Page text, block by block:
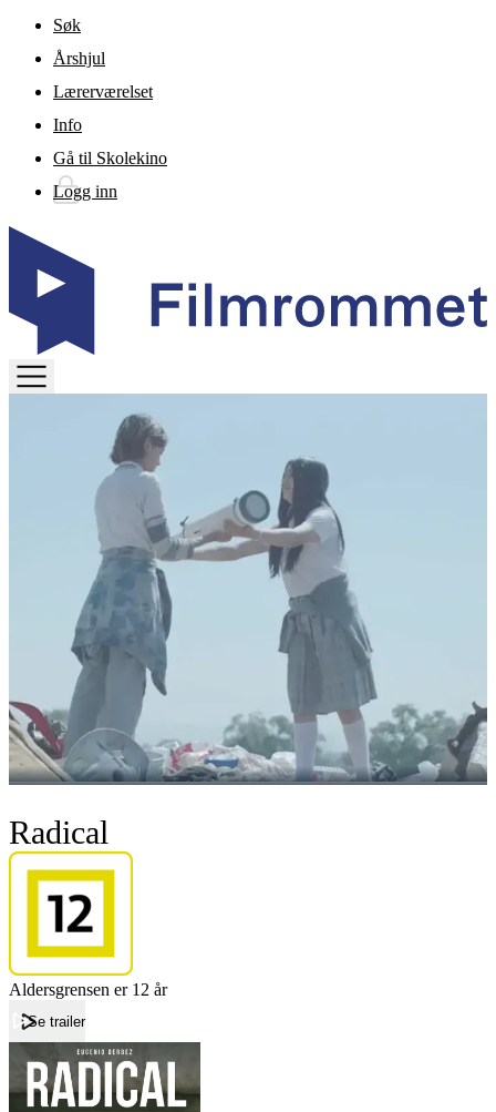
Gå til hovedinnhold
Søk
Årshjul
Lærerværelset
Info
Gå til Skolekino
Logg inn
Radical
Aldersgrensen er 12 år
Se trailer
ForsideRadical